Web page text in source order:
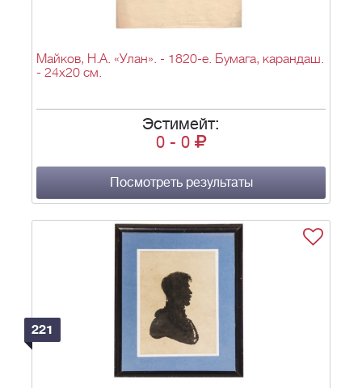
Майков, Н.А. «Улан». - 1820-е. Бумага, карандаш.
- 24х20 см.
Эстимейт:
0 - 0
Посмотреть результаты
221